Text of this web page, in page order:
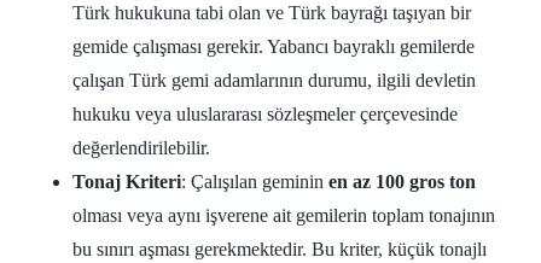
Türk hukukuna tabi olan ve Türk bayrağı taşıyan bir
gemide çalışması gerekir. Yabancı bayraklı gemilerde
çalışan Türk gemi adamlarının durumu, ilgili devletin
hukuku veya uluslararası sözleşmeler çerçevesinde
değerlendirilebilir.
Tonaj Kriteri: Çalışılan geminin en az 100 gros ton
olması veya aynı işverene ait gemilerin toplam tonajının
bu sınırı aşması gerekmektedir. Bu kriter, küçük tonajlı